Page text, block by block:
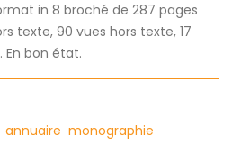
in 8 broché de 287 pages
texte, 90 vues hors texte, 17
En bon état.
annuaire monographie